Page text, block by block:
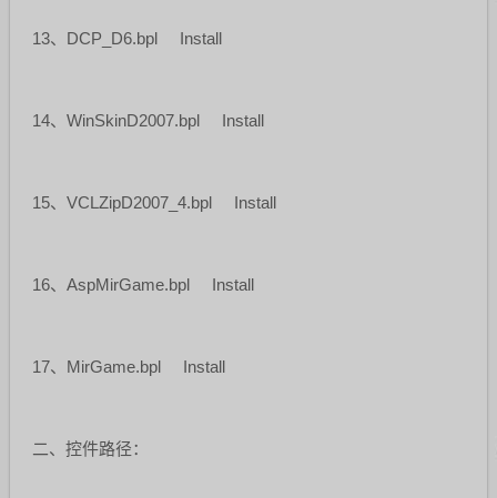
13、DCP_D6.bpl Install
14、WinSkinD2007.bpl Install
15、VCLZipD2007_4.bpl Install
16、AspMirGame.bpl Install
17、MirGame.bpl Install
二、控件路径：